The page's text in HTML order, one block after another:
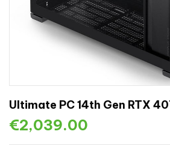
Ultimate PC 14th Gen RTX
€2,039.00